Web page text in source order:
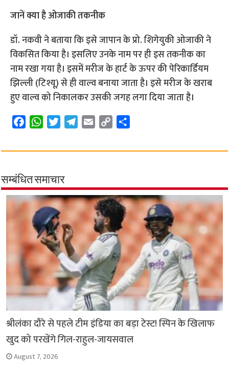
जानें क्या है ओजाकी तकनीक
डॉ. नकवी ने बताया कि इसे जापान के प्रो. शिगेयुकी ओजाकी ने
विकसित किया है। इसलिए उनके नाम पर ही इस तकनीक का
नाम रखा गया है। इसमें मरीज के हार्ट के ऊपर की पेरिकार्डियम
झिल्ली (टिश्यू) से ही वाल्व बनाया जाता है। इसे मरीज के खराब
हुए वाल्व को निकालकर उसकी जगह लगा दिया जाता है।
c
b
o
o
W
a
s
A
p
p
i
t
e
r
l
r
a
m
a
p
i
n
k
a
सम्बंधित समाचार
श्रीलंका दौरे से पहले टीम इंडिया का बड़ा टेस्ट! स्पिन के खिलाफ
खुद को परखेंगे गिल-राहुल-जायसवाल
August 7, 2026